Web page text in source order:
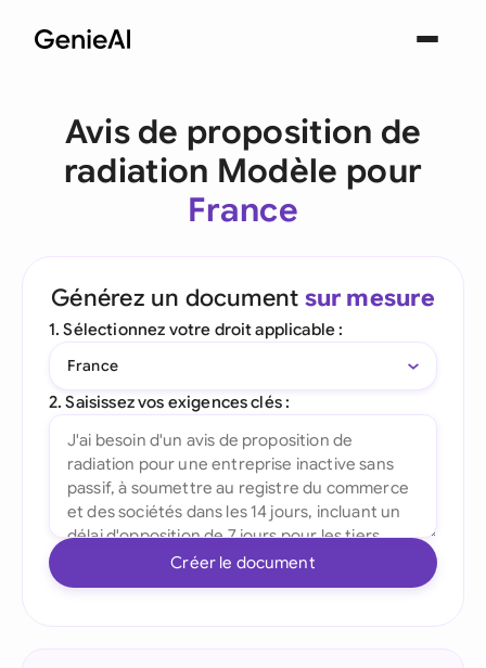
Avis de proposition de
radiation Modèle pour
France
Générez un document sur mesure
1. Sélectionnez votre droit applicable :
France
2. Saisissez vos exigences clés :
Créer le document